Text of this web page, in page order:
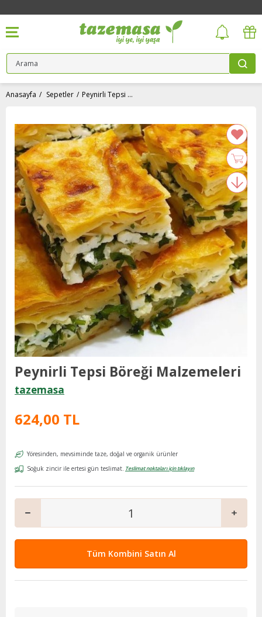
Anasayfa Sepetler Peynirli Tepsi Böreği Malzemeleri
Peynirli Tepsi Böreği Malzemeleri
tazemasa
624,00 TL
Yöresinden, mevsiminde taze, doğal ve organik ürünler
Soğuk zincir ile ertesi gün teslimat. Teslimat noktaları için tıklayın
Tüm Kombini Satın Al